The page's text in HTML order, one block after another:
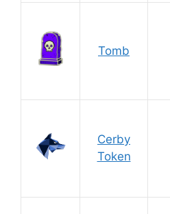
Tomb
Cerby
Token